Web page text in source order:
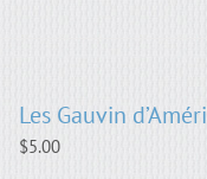
Les Gauvin
$5.00